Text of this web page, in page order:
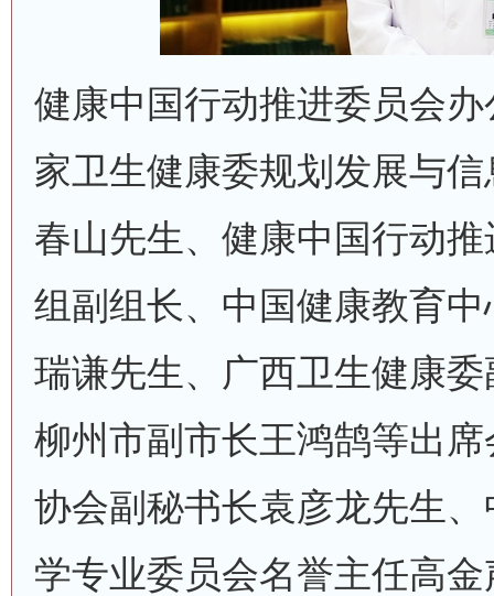
健康中国行动推进委员会
家卫生健康委规划发展与
春山先生、健康中国行动
组副组长、中国健康教育
瑞谦先生、广西卫生健康
柳州市副市长王鸿鹄等出
协会副秘书长袁彦龙先生
学专业委员会名誉主任高